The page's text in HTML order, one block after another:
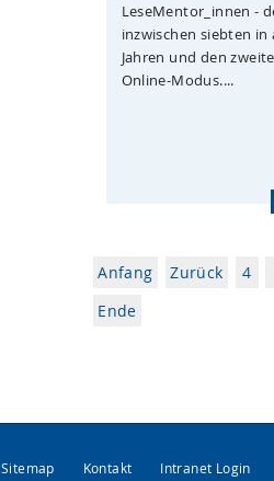
LeseMentor_innen -
inzwischen siebten in
Jahren und den
Online-Modus....
Anfang Zurück 4
Ende
Sitemap Kontakt Intranet Login